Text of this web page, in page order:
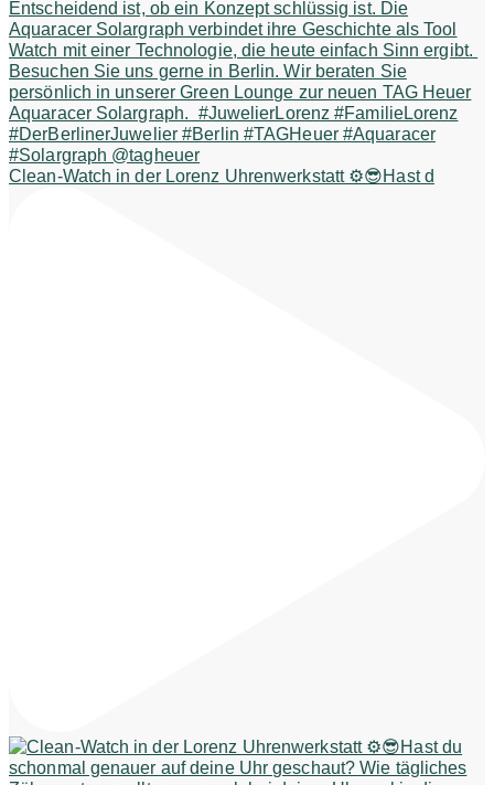
Clean-Watch in der Lorenz Uhrenwerkstatt ⚙️😎Hast d